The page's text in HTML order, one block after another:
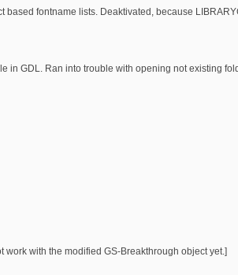
fontname lists. Deaktivated, because
in GDL. Ran into trouble with opening not existing
with the modified GS-Breakthrough object yet.]